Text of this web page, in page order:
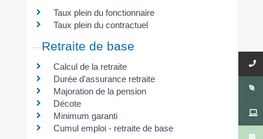
Taux plein du fonctionnaire
Taux plein du contractuel
Retraite de base
Calcul de la retraite
Durée d'assurance retraite
Majoration de la pension
Décote
Minimum garanti
Cumul emploi - retraite de base